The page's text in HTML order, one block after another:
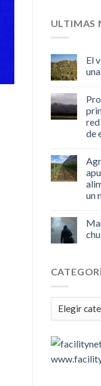
ULTIMAS
El
de
un
Categorías